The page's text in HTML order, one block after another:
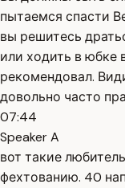
пытаемся спасти
вы решитесь
или ходить в юбке
рекомендовал.
довольно часто
07:44
Speaker A
вот такие
фехтованию. 40